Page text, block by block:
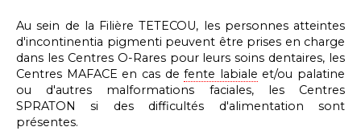
Au sein de la Filière TETECOU, les personnes atteintes
d'incontinentia pigmenti peuvent être prises en charge
dans les Centres O-Rares pour leurs soins dentaires, les
Centres MAFACE en cas defente labiale et/ou palatine
ou d'autres malformations faciales, les Centres
SPRATON si des difficultés d'alimentation sont
présentes.